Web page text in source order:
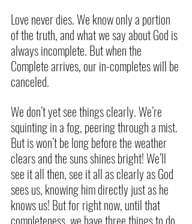
Love never dies. We know only a portion
of the truth, and what we say about God is
always incomplete. But when the
Complete arrives, our in-completes will be
canceled.
We don’t yet see things clearly. We’re
squinting in a fog, peering through a mist.
But is won’t be long before the weather
clears and the suns shines bright! We’ll
see it all then, see it all as clearly as God
sees us, knowing him directly just as he
knows us! But for right now, until that
completeness, we have three things to do